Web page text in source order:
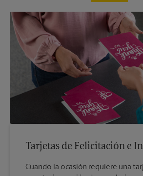
Tarjetas de Felicitación e
Cuando la ocasión requiere una